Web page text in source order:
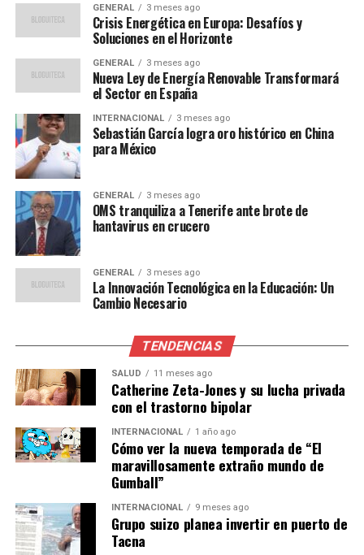
nómina y la vinculación del servicio de Bizum para
mantener la rentabilidad más allá de los tres meses
iniciales.
Openbank remunera hasta 100.000 euros con un 2,27%
durante seis meses, después de lo cual el interés
dependerá de la oferta vigente en ese momento.
Cualquier saldo que supere el límite se rentabilizará a un
0,2% TAE.
Perspectivas futuras para B100
A pesar de la reducción de la tasa en la ‘Cuenta Save’,
B100 ofrece una alternativa interesante con su ‘Cuenta
Health’, que mantiene un 3,2% TAE por saldos de hasta
50.000 euros. Esta cuenta, sin embargo, está
transferencias diarias de hasta 60 euros, divididas entre
metas de pasos y desconexión digital.
Esta estructura implica que, incluso cumpliendo los
objetivos diarios, el máximo que se podría transferir en
un año sería de 21.900 euros. Aunque esto limita la
cantidad de liquidez que se puede mover rápidamente, la
oferta sigue siendo atractiva para quienes desean
Impacto en el mercado de
GENERAL 3 meses ago
Crisis Energética en Europa: Desafíos y
Soluciones en el Horizonte
GENERAL 3 meses ago
Nueva Ley de Energía Renovable Transformará
el Sector en España
INTERNACIONAL 3 meses ago
Sebastián García logra oro histórico en China
para México
GENERAL 3 meses ago
OMS tranquiliza a Tenerife ante brote de
hantavirus en crucero
GENERAL 3 meses ago
La Innovación Tecnológica en la Educación: Un
Cambio Necesario
TENDENCIAS
SALUD 11 meses ago
Catherine Zeta-Jones y su lucha privada
con el trastorno bipolar
INTERNACIONAL 1 año ago
Cómo ver la nueva temporada de “El
maravillosamente extraño mundo de
Gumball”
INTERNACIONAL 9 meses ago
Grupo suizo planea invertir en puerto de
Tacna